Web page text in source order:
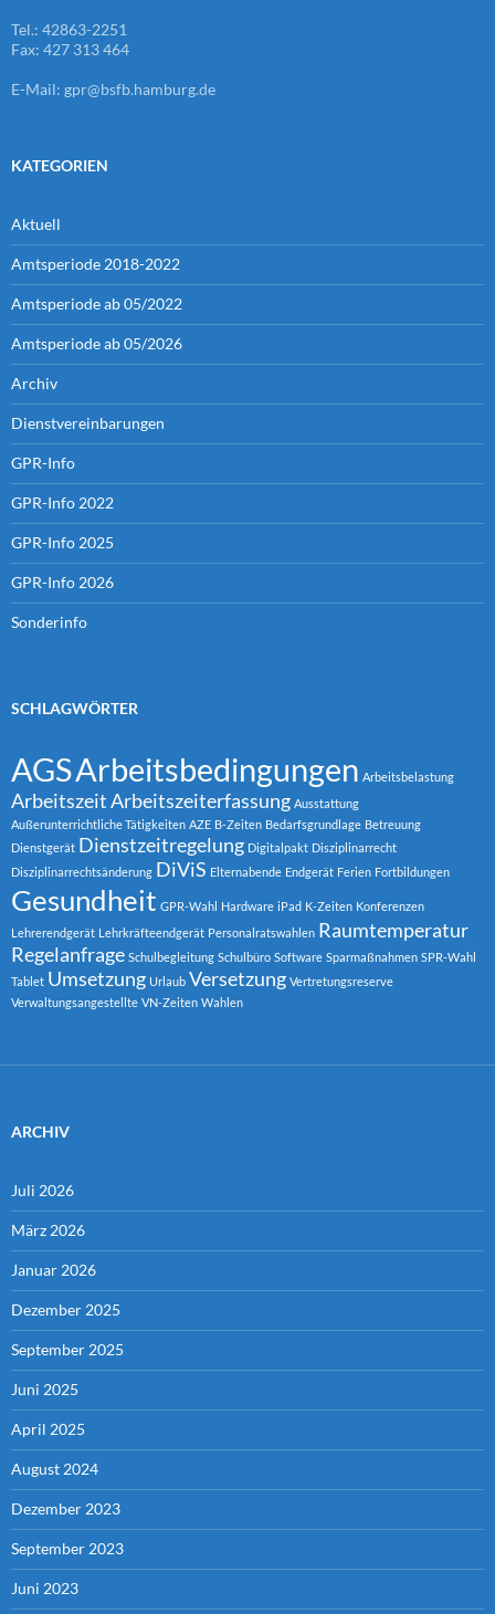
Tel.: 42863-2251
Fax: 427 313 464
E-Mail: gpr@bsfb.hamburg.de
KATEGORIEN
Aktuell
Amtsperiode 2018-2022
Amtsperiode ab 05/2022
Amtsperiode ab 05/2026
Archiv
Dienstvereinbarungen
GPR-Info
GPR-Info 2022
GPR-Info 2025
GPR-Info 2026
Sonderinfo
SCHLAGWÖRTER
AGSArbeitsbedingungen Arbeitsbelastung
ArbeitszeitArbeitszeiterfassung Ausstattung
Außerunterrichtliche Tätigkeiten AZE B-Zeiten Bedarfsgrundlage Betreuung
Dienstgerät Dienstzeitregelung Digitalpakt Disziplinarrecht
Disziplinarrechtsänderung DiViS Elternabende Endgerät Ferien Fortbildungen
Gesundheit GPR-Wahl Hardware iPad K-Zeiten Konferenzen
Lehrerendgerät Lehrkräfteendgerät Personalratswahlen Raumtemperatur
Regelanfrage Schulbegleitung Schulbüro Software Sparmaßnahmen SPR-Wahl
Tablet Umsetzung Urlaub Versetzung Vertretungsreserve
Verwaltungsangestellte VN-Zeiten Wahlen
ARCHIV
Juli 2026
März 2026
Januar 2026
Dezember 2025
September 2025
Juni 2025
April 2025
August 2024
Dezember 2023
September 2023
Juni 2023